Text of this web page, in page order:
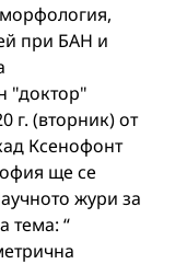
при БАН и
"доктор"
г. (вторник) от
Ксенофонт
ще се
жури за
тема: “